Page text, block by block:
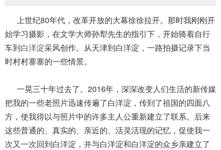
上世纪80年代，改革开放的大幕徐徐拉开。那时我刚刚开
始学习摄影，在文学大师孙犁先生的指引下，开始骑着自行
车到白洋淀采风创作。从天津到白洋淀，一路拍摄记录下当
时村村寨寨的一些情景。
一晃三十年过去了。2016年，深深改变人们生活的新传媒
把我的一些老照片迅速传遍了白洋淀，传到了祖国的四面八
方，使我得以与照片中的许多主人公重新建立了联系。后来
这些普通的、真实的、亲近的、活灵活现的记忆，促使我一
次又一次回到白洋淀，并与白洋淀和白洋淀的众乡亲建立了